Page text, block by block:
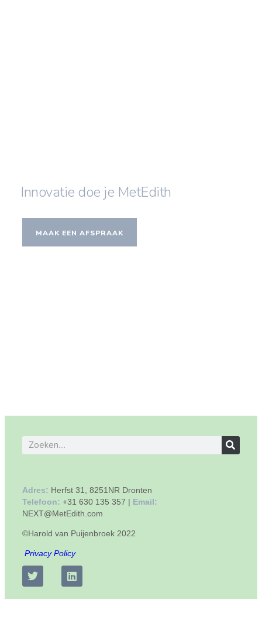
Innovatie doe je MetEdith
MAAK EEN AFSPRAAK
Adres: Herfst 31, 8251NR Dronten
Telefoon: +31 630 135 357 | Email:
NEXT@MetEdith.com
©Harold van Puijenbroek 2022
Privacy Policy